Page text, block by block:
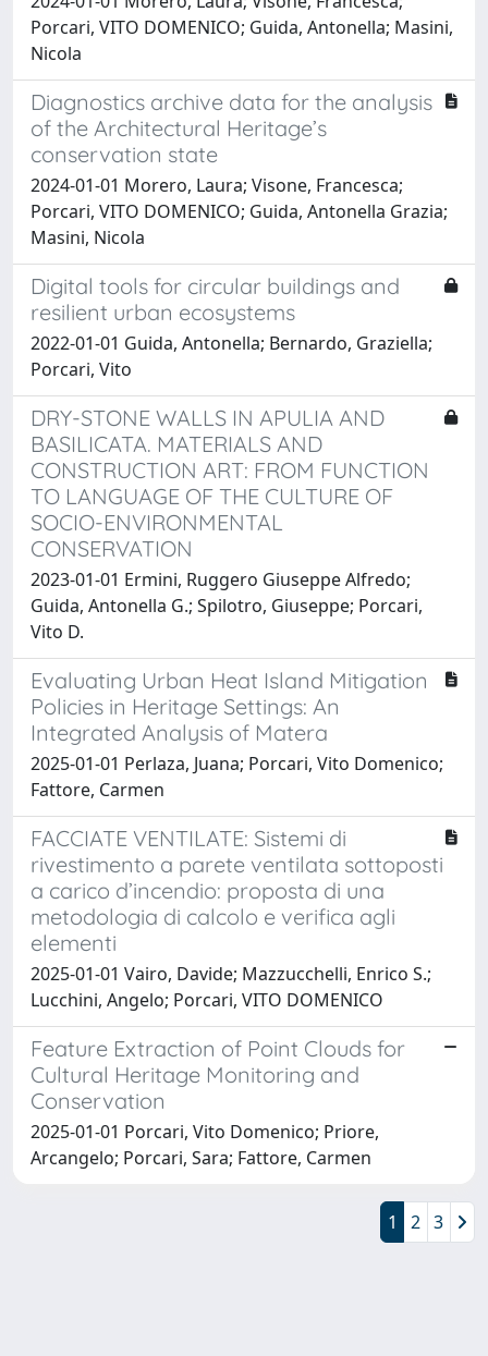
Porcari, VITO DOMENICO; Guida, Antonella; Masini,
Nicola
Diagnostics archive data for the analysis
of the Architectural Heritage’s
conservation state
2024-01-01 Morero, Laura; Visone, Francesca;
Porcari, VITO DOMENICO; Guida, Antonella Grazia;
Masini, Nicola
Digital tools for circular buildings and
resilient urban ecosystems
2022-01-01 Guida, Antonella; Bernardo, Graziella;
Porcari, Vito
DRY-STONE WALLS IN APULIA AND
BASILICATA. MATERIALS AND
CONSTRUCTION ART: FROM FUNCTION
TO LANGUAGE OF THE CULTURE OF
SOCIO-ENVIRONMENTAL
CONSERVATION
2023-01-01 Ermini, Ruggero Giuseppe Alfredo;
Guida, Antonella G.; Spilotro, Giuseppe; Porcari,
Vito D.
Evaluating Urban Heat Island Mitigation
Policies in Heritage Settings: An
Integrated Analysis of Matera
2025-01-01 Perlaza, Juana; Porcari, Vito Domenico;
Fattore, Carmen
FACCIATE VENTILATE: Sistemi di
rivestimento a parete ventilata sottoposti
a carico d’incendio: proposta di una
metodologia di calcolo e verifica agli
elementi
2025-01-01 Vairo, Davide; Mazzucchelli, Enrico S.;
Lucchini, Angelo; Porcari, VITO DOMENICO
Feature Extraction of Point Clouds for
Cultural Heritage Monitoring and
Conservation
2025-01-01 Porcari, Vito Domenico; Priore,
Arcangelo; Porcari, Sara; Fattore, Carmen
1 2 3